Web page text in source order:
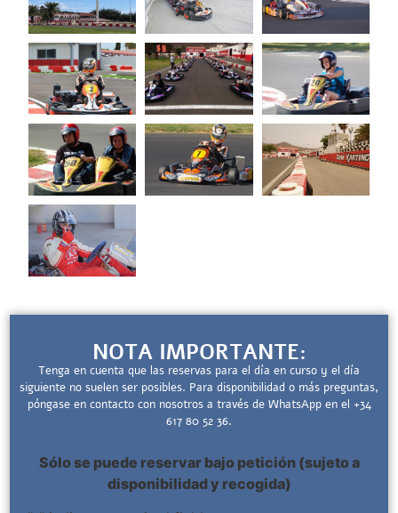
NOTA IMPORTANTE:
Tenga en cuenta que las reservas para el día en curso y el día
siguiente no suelen ser posibles. Para disponibilidad o más preguntas,
póngase en contacto con nosotros a través de WhatsApp en el +34
617 80 52 36.
Sólo se puede reservar bajo petición (sujeto a
disponibilidad y recogida)